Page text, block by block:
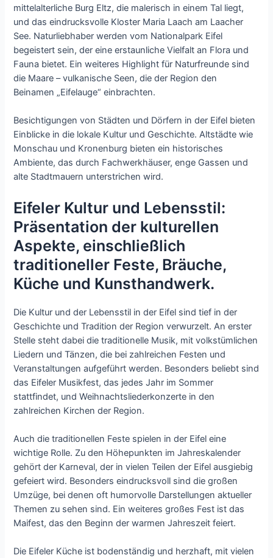
mittelalterliche Burg Eltz, die malerisch in einem Tal liegt,
und das eindrucksvolle Kloster Maria Laach am Laacher
See. Naturliebhaber werden vom Nationalpark Eifel
begeistert sein, der eine erstaunliche Vielfalt an Flora und
Fauna bietet. Ein weiteres Highlight für Naturfreunde sind
die Maare – vulkanische Seen, die der Region den
Beinamen „Eifelauge“ einbrachten.
Besichtigungen von Städten und Dörfern in der Eifel bieten
Einblicke in die lokale Kultur und Geschichte. Altstädte wie
Monschau und Kronenburg bieten ein historisches
Ambiente, das durch Fachwerkhäuser, enge Gassen und
alte Stadtmauern unterstrichen wird.
Eifeler Kultur und Lebensstil:
Präsentation der kulturellen
Aspekte, einschließlich
traditioneller Feste, Bräuche,
Küche und Kunsthandwerk.
Die Kultur und der Lebensstil in der Eifel sind tief in der
Geschichte und Tradition der Region verwurzelt. An erster
Stelle steht dabei die traditionelle Musik, mit volkstümlichen
Liedern und Tänzen, die bei zahlreichen Festen und
Veranstaltungen aufgeführt werden. Besonders beliebt sind
das Eifeler Musikfest, das jedes Jahr im Sommer
stattfindet, und Weihnachtsliederkonzerte in den
zahlreichen Kirchen der Region.
Auch die traditionellen Feste spielen in der Eifel eine
wichtige Rolle. Zu den Höhepunkten im Jahreskalender
gehört der Karneval, der in vielen Teilen der Eifel ausgiebig
gefeiert wird. Besonders eindrucksvoll sind die großen
Umzüge, bei denen oft humorvolle Darstellungen aktueller
Themen zu sehen sind. Ein weiteres großes Fest ist das
Maifest, das den Beginn der warmen Jahreszeit feiert.
Die Eifeler Küche ist bodenständig und herzhaft, mit vielen